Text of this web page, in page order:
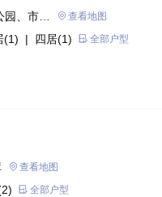
、市政
查看地图
(1) | 四居(1) 全部户型
查看地图
全部户型